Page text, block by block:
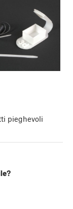
pieghevoli